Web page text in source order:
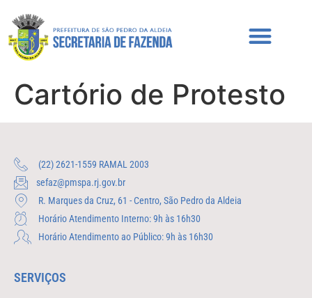
Cartório de Protesto
(22) 2621-1559 RAMAL 2003
sefaz@pmspa.rj.gov.br
R. Marques da Cruz, 61 - Centro, São Pedro da Aldeia
Horário Atendimento Interno: 9h às 16h30
Horário Atendimento ao Público: 9h às 16h30
SERVIÇOS